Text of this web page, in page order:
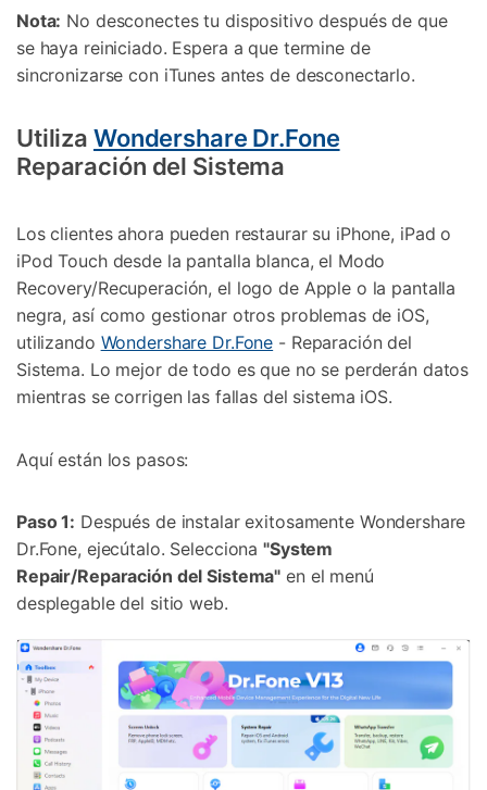
Nota: No desconectes tu dispositivo después de que
se haya reiniciado. Espera a que termine de
sincronizarse con iTunes antes de desconectarlo.
Utiliza Wondershare Dr.Fone
Reparación del Sistema
Los clientes ahora pueden restaurar su iPhone, iPad o
iPod Touch desde la pantalla blanca, el Modo
Recovery/Recuperación, el logo de Apple o la pantalla
negra, así como gestionar otros problemas de iOS,
utilizando Wondershare Dr.Fone - Reparación del
Sistema. Lo mejor de todo es que no se perderán datos
mientras se corrigen las fallas del sistema iOS.
Aquí están los pasos:
Paso 1: Después de instalar exitosamente Wondershare
Dr.Fone, ejecútalo. Selecciona"System
Repair/Reparación del Sistema" en el menú
desplegable del sitio web.